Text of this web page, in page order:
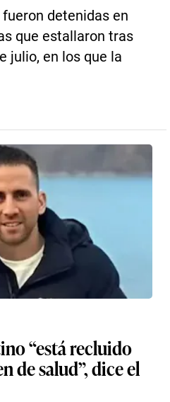
detenidas en
que estallaron tras
julio, en los que la
“está recluido
de salud”, dice el